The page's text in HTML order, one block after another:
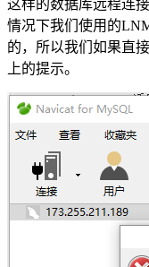
这样的数据库远程连
情况下我们使用的
的，所以我们如果直
上的提示。